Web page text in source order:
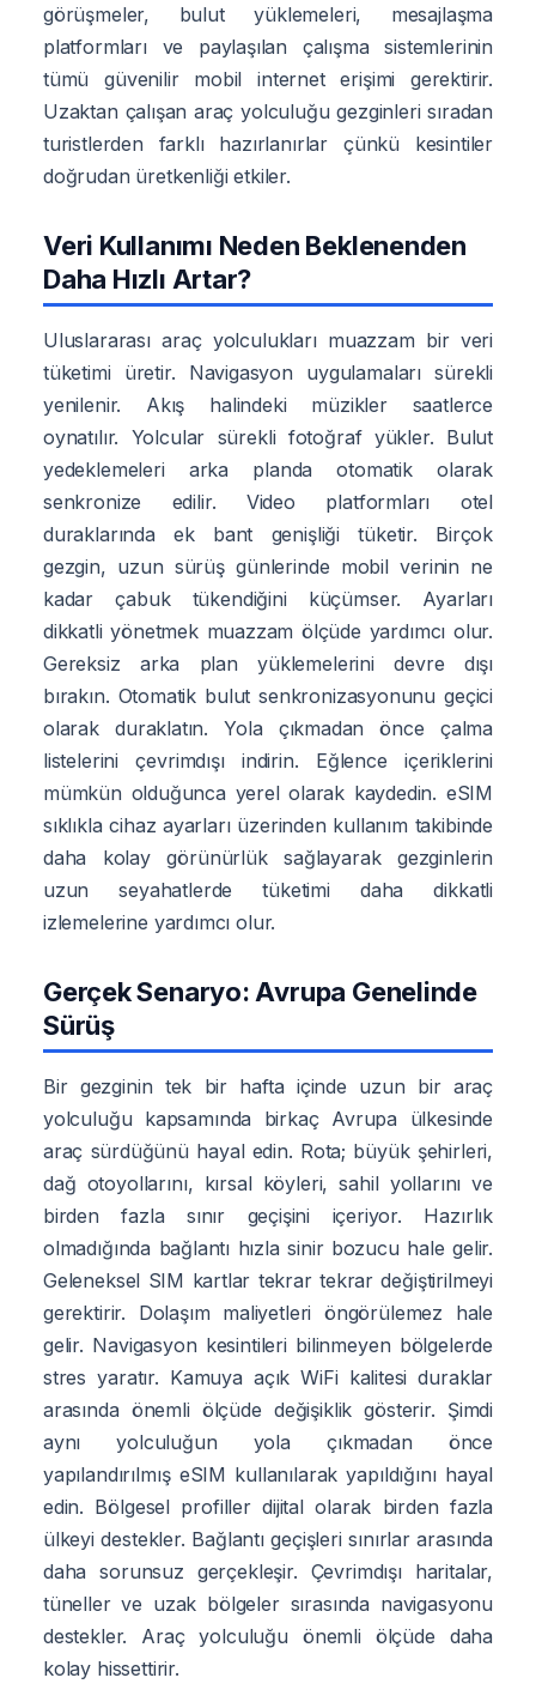
görüşmeler, bulut yüklemeleri, mesajlaşma
platformları ve paylaşılan çalışma sistemlerinin
tümü güvenilir mobil internet erişimi gerektirir.
Uzaktan çalışan araç yolculuğu gezginleri sıradan
turistlerden farklı hazırlanırlar çünkü kesintiler
doğrudan üretkenliği etkiler.
Veri Kullanımı Neden Beklenenden
Daha Hızlı Artar?
Uluslararası araç yolculukları muazzam bir veri
tüketimi üretir. Navigasyon uygulamaları sürekli
yenilenir. Akış halindeki müzikler saatlerce
oynatılır. Yolcular sürekli fotoğraf yükler. Bulut
yedeklemeleri arka planda otomatik olarak
senkronize edilir. Video platformları otel
duraklarında ek bant genişliği tüketir. Birçok
gezgin, uzun sürüş günlerinde mobil verinin ne
kadar çabuk tükendiğini küçümser. Ayarları
dikkatli yönetmek muazzam ölçüde yardımcı olur.
Gereksiz arka plan yüklemelerini devre dışı
bırakın. Otomatik bulut senkronizasyonunu geçici
olarak duraklatın. Yola çıkmadan önce çalma
listelerini çevrimdışı indirin. Eğlence içeriklerini
mümkün olduğunca yerel olarak kaydedin. eSIM
sıklıkla cihaz ayarları üzerinden kullanım takibinde
daha kolay görünürlük sağlayarak gezginlerin
uzun seyahatlerde tüketimi daha dikkatli
izlemelerine yardımcı olur.
Gerçek Senaryo: Avrupa Genelinde
Sürüş
Bir gezginin tek bir hafta içinde uzun bir araç
yolculuğu kapsamında birkaç Avrupa ülkesinde
araç sürdüğünü hayal edin. Rota; büyük şehirleri,
dağ otoyollarını, kırsal köyleri, sahil yollarını ve
birden fazla sınır geçişini içeriyor. Hazırlık
olmadığında bağlantı hızla sinir bozucu hale gelir.
Geleneksel SIM kartlar tekrar tekrar değiştirilmeyi
gerektirir. Dolaşım maliyetleri öngörülemez hale
gelir. Navigasyon kesintileri bilinmeyen bölgelerde
stres yaratır. Kamuya açık WiFi kalitesi duraklar
arasında önemli ölçüde değişiklik gösterir. Şimdi
aynı yolculuğun yola çıkmadan önce
yapılandırılmış eSIM kullanılarak yapıldığını hayal
edin. Bölgesel profiller dijital olarak birden fazla
ülkeyi destekler. Bağlantı geçişleri sınırlar arasında
daha sorunsuz gerçekleşir. Çevrimdışı haritalar,
tüneller ve uzak bölgeler sırasında navigasyonu
destekler. Araç yolculuğu önemli ölçüde daha
kolay hissettirir.